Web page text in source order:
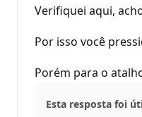
Verifiquei aqui,
Por isso você
Porém para o
Esta resposta foi